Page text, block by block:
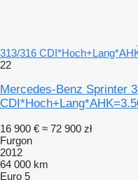
313/316
22
Mercedes-Benz Sprinter
16 900 € ≈ 72 900 zł
Furgon
2012
64 000 km
Euro 5